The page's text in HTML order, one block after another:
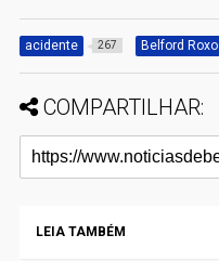
acidente 267 Belford Roxo
COMPARTILHAR:
LEIA TAMBÉM